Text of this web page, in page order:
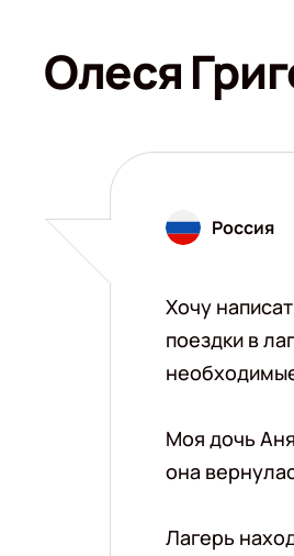
Олеся
Россия
Хочу
поездки в
Моя дочь
она
Лагерь